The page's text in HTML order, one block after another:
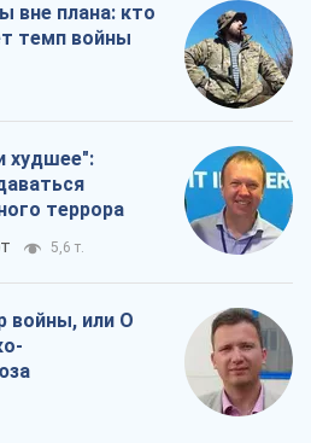
вне плана: кто
темп войны
худшее":
террора
5,6 т.
войны, или О